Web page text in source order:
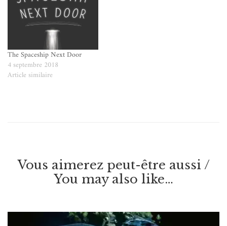
The Spaceship Next Door
4 septembre 2018
Article similaire
Vous aimerez peut-être aussi /
You may also like…